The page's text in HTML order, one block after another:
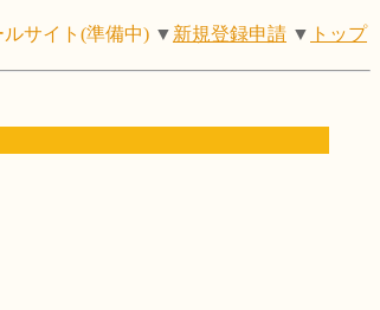
ルサイト(準備中) ▼ 新規登録申請 ▼ トップ